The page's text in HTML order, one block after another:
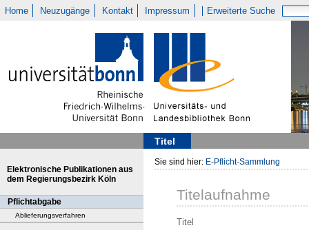
Home Neuzugänge Kontakt Impressum Erweiterte Suche
Titel
Elektronische Publikationen aus
dem Regierungsbezirk Köln
Pflichtabgabe
Ablieferungsverfahren
Sie sind hier: E-Pflicht-Sammlung
Titelaufnahme
Titel